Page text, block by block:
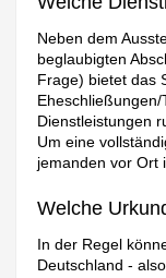
Neben dem
beglaubigten
Frage) bietet das
Dienstleistungen
Um eine
jemanden vor Ort
Welche
In der Regel
Deutschland -